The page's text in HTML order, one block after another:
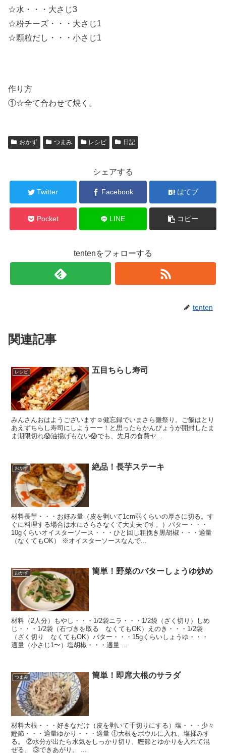
☆水・・・大さじ3
☆粉チーズ・・・大さじ1
☆顆粒だし・・・小さじ1
作り方
①☆全て合わせて焼く。
おかず つまみ レシピ 日記
シェアする
Twitter Facebook はてブ
Pocket LINE コピー
tentenをフォローする
tenten
関連記事
レシピ 五目ちらし寿司
みんさんおはようございます☺️健忘録でいまさら雛祭り。ご飯はとり
あえずちらし寿司にしようーー！と思ったらかんぴょうが開封したま
ま期限切れ😱油揚げもない😱でも、先月の食費ヤ...
おかず 絶品！長芋ステーキ
材料長芋・・・お好み量（皮を剥いて1cm弱くらいの厚さに切る。す
ぐに料理する場合は水にさらさなくて大丈夫です。）バター・・・
10gくらいオイスターソース・・・ひと回し粗挽き黒胡椒・・・適量
（なくてもOK） ※オイスターソースなんで...
おかず 簡単！野菜のバターしょうゆ炒め
材料（2人分）もやし・・・1/2袋ニラ・・・1/2袋（ざく切り）しめ
じ・・・1/2袋（石づきを取る なくてもOK）えのき・・・1/2袋
（ざく切り なくてもOK）バター・・・15gくらいしょうゆ・・・
適量（小さじ1〜）塩胡椒・・・適量 ...
つまみ 簡単！即席大根のサラダ
材料大根・・・好きなだけ（皮を剥いて千切りにする）塩・・・少々
鰹節・・・適量ゆかり・・・適量 ①大根をボウルに入れ、塩揉みす
る。 ②水分が出たら水気をしっかり切り、鰹節とゆかりを入れて混
ぜる。 ③できあがり。 ...